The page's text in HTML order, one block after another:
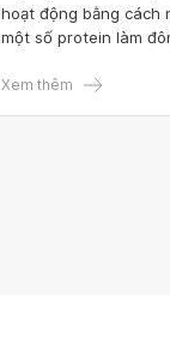
hoạt động bằng cách
một số protein làm
vàng, hình tròn, được
Xem thêm